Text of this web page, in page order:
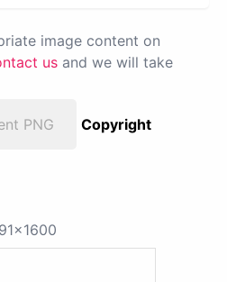
image content on
us and we will take
PNG
Copyright